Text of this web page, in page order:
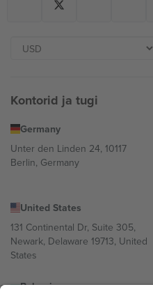
Kontorid ja tugi
Germany
Unter den Linden 24, 10117
Berlin, Germany
United States
131 Continental Dr, Suite 305,
Newark, Delaware 19713, United
States
Bulgaria